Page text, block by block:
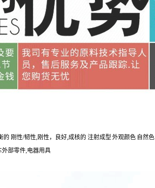
刚性/韧性,刚性，良好,成核的 注射成型 外观颜色 自然色
部零件,电器用具